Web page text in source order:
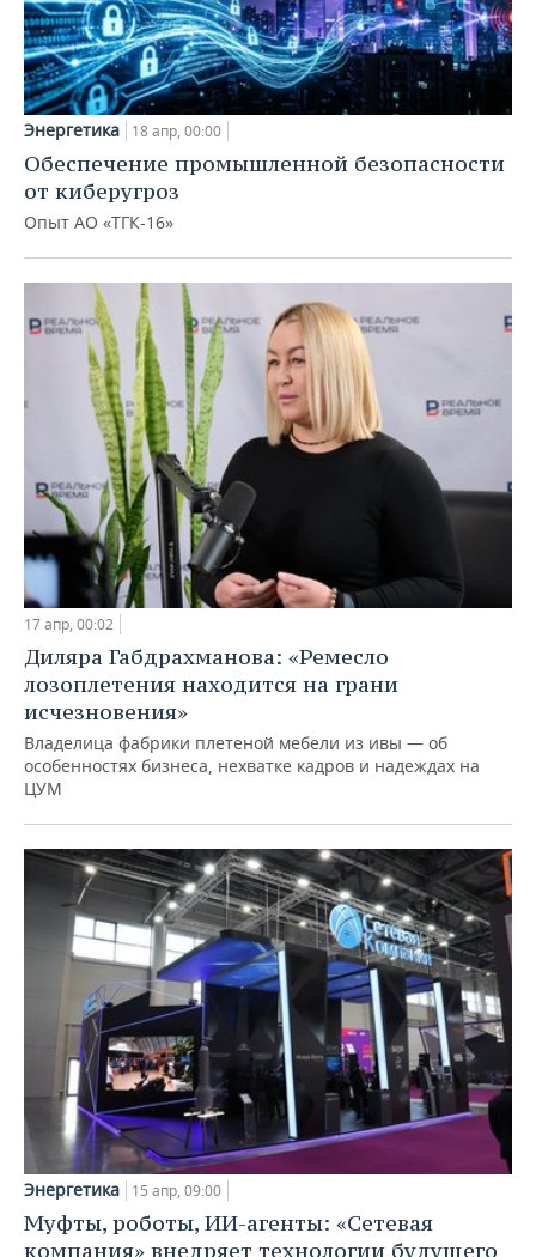
Энергетика 18 апр, 00:00
Обеспечение промышленной безопасности
от киберугроз
Опыт АО «ТГК-16»
17 апр, 00:02
Диляра Габдрахманова: «Ремесло
лозоплетения находится на грани
исчезновения»
Владелица фабрики плетеной мебели из ивы — об
особенностях бизнеса, нехватке кадров и надеждах на
ЦУМ
Энергетика 15 апр, 09:00
Муфты, роботы, ИИ-агенты: «Сетевая
компания» внедряет технологии будущего